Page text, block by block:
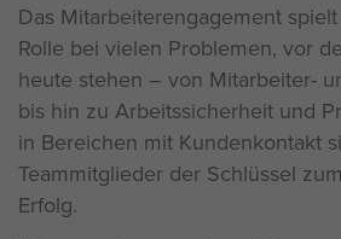
Das Mitarbeiterengagement
Rolle bei vielen Problemen, vor
heute stehen – von Mitarbeiter-
bis hin zu Arbeitssicherheit und
in Bereichen mit Kundenkontakt
Teammitglieder der Schlüssel
Erfolg.